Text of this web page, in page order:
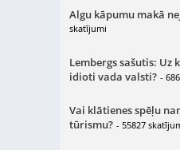
Algu kāpumu makā
skatījumi
Lembergs sašutis: Uz
idioti vada valsti? -
Vai klātienes spēļu
tūrismu? - 55827